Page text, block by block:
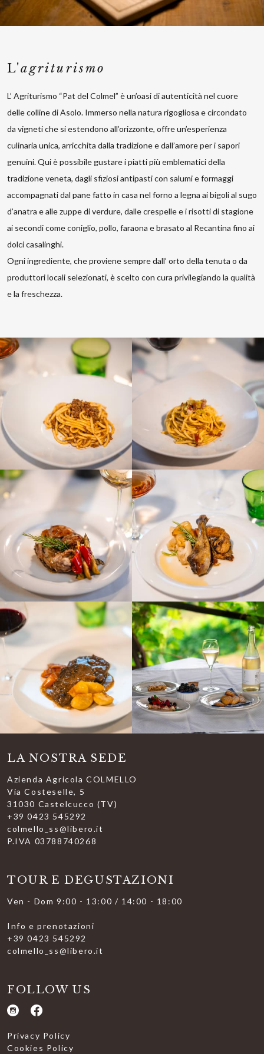
L'agriturismo
L’ Agriturismo “Pat del Colmel” è un’oasi di autenticità nel cuore
delle colline di Asolo. Immerso nella natura rigogliosa e circondato
da vigneti che si estendono all’orizzonte, offre un’esperienza
culinaria unica, arricchita dalla tradizione e dall’amore per i sapori
genuini. Qui è possibile gustare i piatti più emblematici della
tradizione veneta, dagli sfiziosi antipasti con salumi e formaggi
accompagnati dal pane fatto in casa nel forno a legna ai bigoli al sugo
d’anatra e alle zuppe di verdure, dalle crespelle e i risotti di stagione
ai secondi come coniglio, pollo, faraona e brasato al Recantina fino ai
dolci casalinghi.
Ogni ingrediente, che proviene sempre dall’ orto della tenuta o da
produttori locali selezionati, è scelto con cura privilegiando la qualità
e la freschezza.
LA NOSTRA SEDE
Azienda Agricola COLMELLO
Via Costeselle, 5
31030 Castelcucco (TV)
+39 0423 545292
colmello_ss@libero.it
P.IVA 03788740268
TOUR E DEGUSTAZIONI
Ven - Dom 9:00 - 13:00 / 14:00 - 18:00
Info e prenotazioni
+39 0423 545292
colmello_ss@libero.it
FOLLOW US
Privacy Policy
Cookies Policy